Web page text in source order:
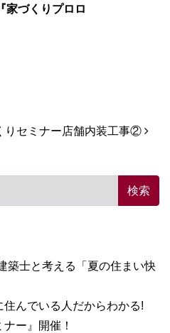
家づくりプロロ
ン
りセミナー店舗内装工事②
築士と考える「夏の住まい快
んでいる人だからわかる!
ナー』開催！